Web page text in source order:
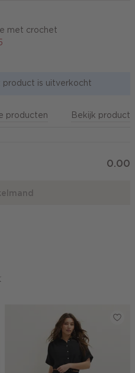
met crochet
product is uitverkocht
producten Bekijk product
0.00